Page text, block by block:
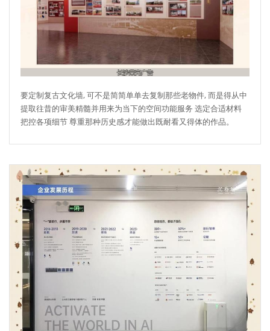
要定制复古文化墙, 可不是简简单单去复制那些老物件, 而是得从中
提取往昔的审美精髓并用来为当下的空间功能服务 选定合适材料
把控各项细节 尊重那种历史感才能做出既耐看又得体的作品。